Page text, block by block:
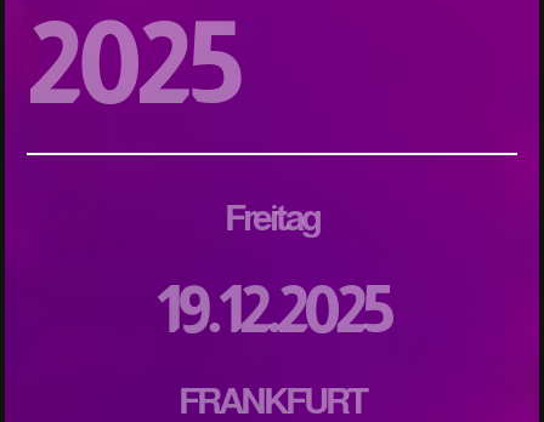
2025
Freitag
19.12.2025
FRANKFURT